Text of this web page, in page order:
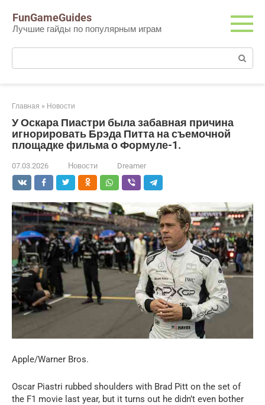
контенту
FunGameGuides
Лучшие гайды по популярным играм
Поиск:
Главная » Новости
У Оскара Пиастри была забавная причина
игнорировать Брэда Питта на съемочной
площадке фильма о Формуле-1.
07.03.2026 Новости Dreamer
Apple/Warner Bros.
Oscar Piastri rubbed shoulders with Brad Pitt on the set of
the F1 movie last year, but it turns out he didn’t even bother